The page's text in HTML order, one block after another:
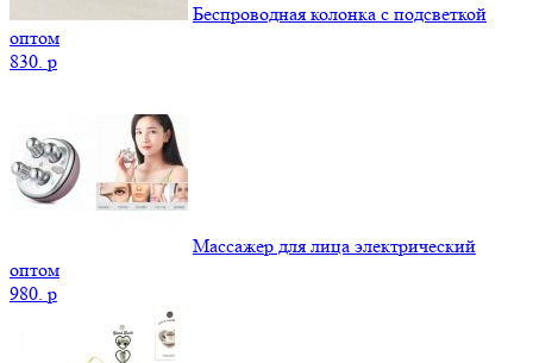
Беспроводная колонка с подсветкой
оптом
830. p
Массажер для лица электрический
оптом
980. p